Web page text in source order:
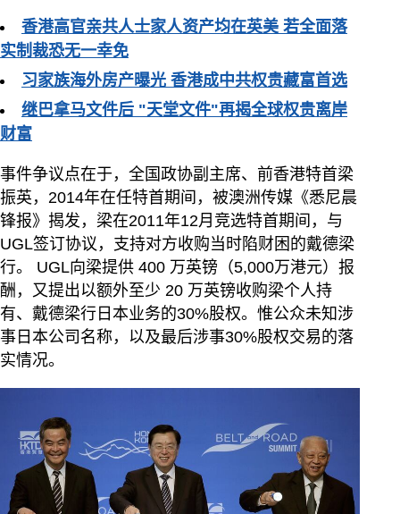
香港高官亲共人士家人资产均在英美 若全面落
实制裁恐无一幸免
习家族海外房产曝光 香港成中共权贵藏富首选
继巴拿马文件后 "天堂文件"再揭全球权贵离岸
财富
事件争议点在于，全国政协副主席、前香港特首梁
振英，2014年在任特首期间，被澳洲传媒《悉尼晨
锋报》揭发，梁在2011年12月竞选特首期间，与
UGL签订协议，支持对方收购当时陷财困的戴德梁
行。 UGL向梁提供 400 万英镑（5,000万港元）报
酬，又提出以额外至少 20 万英镑收购梁个人持
有、戴德梁行日本业务的30%股权。惟公众未知涉
事日本公司名称，以及最后涉事30%股权交易的落
实情况。